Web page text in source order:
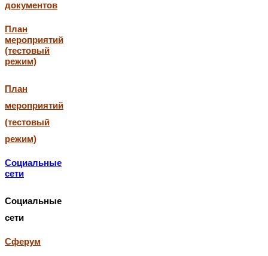
документов
План
мероприятий
(тестовый
режим)
План
мероприятий
(тестовый
режим)
Социальные
сети
Социальные
сети
Сферум